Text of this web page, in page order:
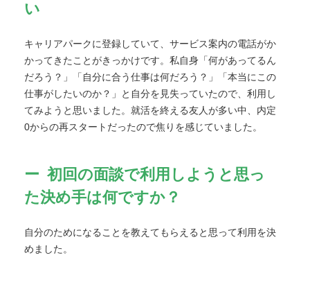
い
キャリアパークに登録していて、サービス案内の電話がか
かってきたことがきっかけです。私自身「何があってるん
だろう？」「自分に合う仕事は何だろう？」「本当にこの
仕事がしたいのか？」と自分を見失っていたので、利用し
てみようと思いました。就活を終える友人が多い中、内定
0からの再スタートだったので焦りを感じていました。
初回の面談で利用しようと思っ
た決め手は何ですか？
自分のためになることを教えてもらえると思って利用を決
めました。